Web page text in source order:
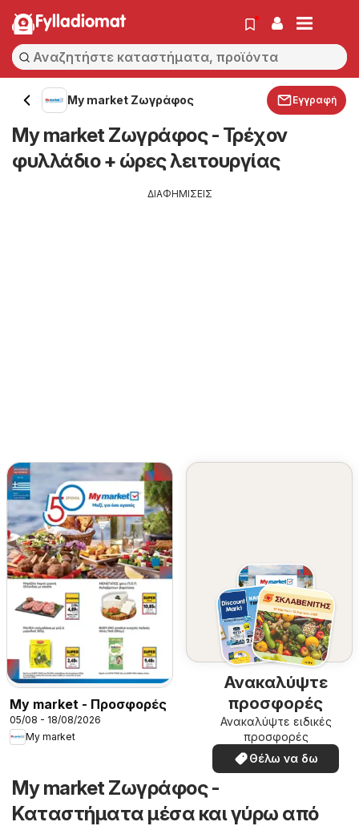
Fylladiomat
My market Ζωγράφος Εγγραφή
My market Ζωγράφος - Τρέχον
φυλλάδιο + ώρες λειτουργίας
ΔΙΑΦΗΜΙΣΕΙΣ
My market - Προσφορές
05/08 - 18/08/2026
My market
Ανακαλύψτε
προσφορές
Ανακαλύψτε ειδικές
προσφορές
Θέλω να δω
My market Ζωγράφος -
Καταστήματα μέσα και γύρω από